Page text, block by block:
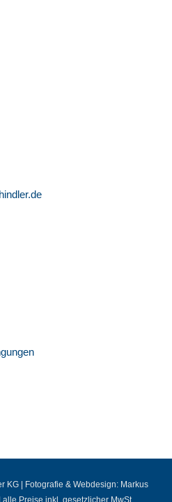
KG | Fotografie & Webdesign: Markus
Preise inkl. gesetzlicher MwSt.